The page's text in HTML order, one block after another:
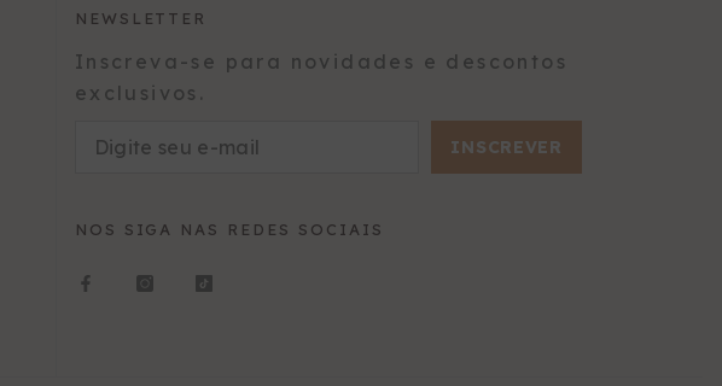
NEWSLETTER
Inscreva-se para novidades e descontos
exclusivos.
INSCREVER
NOS SIGA NAS REDES SOCIAIS